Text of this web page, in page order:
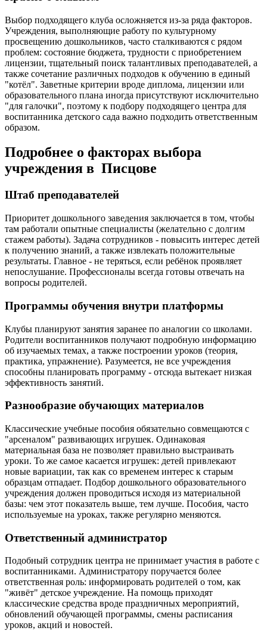
Выбор подходящего клуба осложняется из-за ряда факторов.
Учреждения, выполняющие работу по культурному
просвещению дошкольников, часто сталкиваются с рядом
проблем: состояние бюджета, трудности с приобретением
лицензии, тщательный поиск талантливых преподавателей, а
также сочетание различных подходов к обучению в единый
"котёл". Заветные критерии вроде диплома, лицензии или
образовательного плана иногда присутствуют исключительно
"для галочки", поэтому к подбору подходящего центра для
воспитанника детского сада важно подходить ответственным
образом.
Подробнее о факторах выбора
учреждения в Писцове
Штаб преподавателей
Приоритет дошкольного заведения заключается в том, чтобы
там работали опытные специалисты (желательно с долгим
стажем работы). Задача сотрудников - повысить интерес детей
к получению знаний, а также извлекать положительные
результаты. Главное - не теряться, если ребёнок проявляет
непослушание. Профессионалы всегда готовы отвечать на
вопросы родителей.
Программы обучения внутри платформы
Клубы планируют занятия заранее по аналогии со школами.
Родители воспитанников получают подробную информацию
об изучаемых темах, а также построении уроков (теория,
практика, упражнение). Разумеется, не все учреждения
способны планировать программу - отсюда вытекает низкая
эффективность занятий.
Разнообразие обучающих материалов
Классические учебные пособия обязательно совмещаются с
"арсеналом" развивающих игрушек. Одинаковая
материальная база не позволяет правильно выстраивать
уроки. То же самое касается игрушек: детей привлекают
новые вариации, так как со временем интерес к старым
образцам отпадает. Подбор дошкольного образовательного
учреждения должен проводиться исходя из материальной
базы: чем этот показатель выше, тем лучше. Пособия, часто
используемые на уроках, также регулярно меняются.
Ответственный администратор
Подобный сотрудник центра не принимает участия в работе с
воспитанниками. Администратору поручается более
ответственная роль: информировать родителей о том, как
"живёт" детское учреждение. На помощь приходят
классические средства вроде праздничных мероприятий,
обновлений обучающей программы, смены расписания
уроков, акций и новостей.